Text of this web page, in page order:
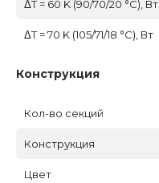
ΔT = 60 K (90/70/20 °C), Вт
ΔT = 70 K (105/71/18 °C), Вт
Конструкция
Кол-во секций
Конструкция
Цвет